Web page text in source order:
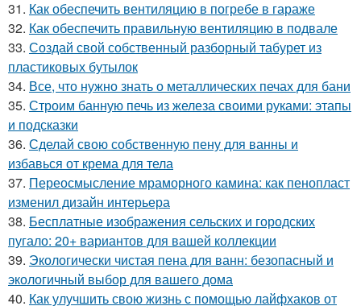
31. Как обеспечить вентиляцию в погребе в гараже
32. Как обеспечить правильную вентиляцию в подвале
33. Создай свой собственный разборный табурет из
пластиковых бутылок
34. Все, что нужно знать о металлических печах для бани
35. Строим банную печь из железа своими руками: этапы
и подсказки
36. Сделай свою собственную пену для ванны и
избавься от крема для тела
37. Переосмысление мраморного камина: как пенопласт
изменил дизайн интерьера
38. Бесплатные изображения сельских и городских
пугало: 20+ вариантов для вашей коллекции
39. Экологически чистая пена для ванн: безопасный и
экологичный выбор для вашего дома
40. Как улучшить свою жизнь с помощью лайфхаков от